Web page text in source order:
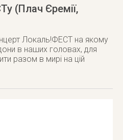
(Плач Єремії,
Локаль!ФЕСТ на якому
в наших головах, для
разом в мирi на цiй